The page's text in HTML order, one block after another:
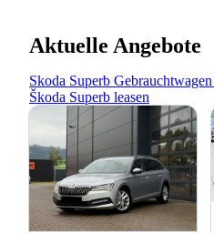
Aktuelle Angebote
Skoda Superb
Škoda Superb leasen